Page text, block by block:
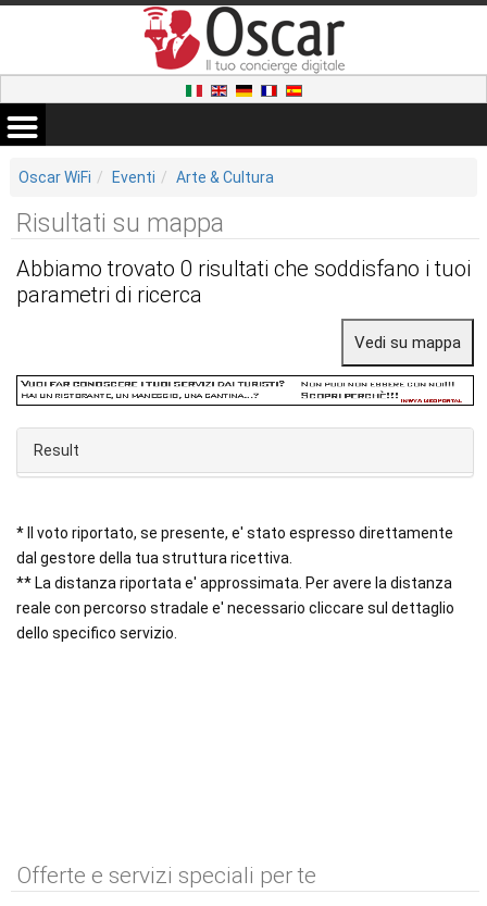
Oscar WiFi Eventi Arte & Cultura
Risultati su mappa
Abbiamo trovato 0 risultati che soddisfano i tuoi
parametri di ricerca
Result
* Il voto riportato, se presente, e' stato espresso direttamente
dal gestore della tua struttura ricettiva.
** La distanza riportata e' approssimata. Per avere la distanza
reale con percorso stradale e' necessario cliccare sul dettaglio
dello specifico servizio.
Offerte e servizi speciali per te